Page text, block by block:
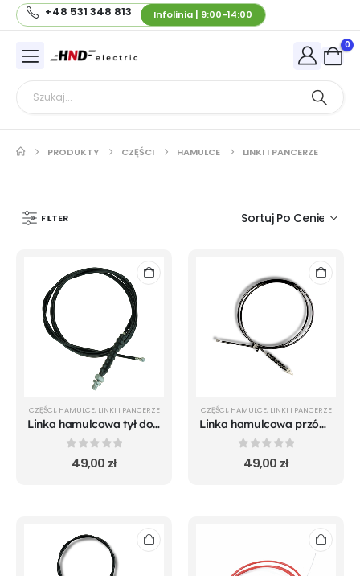
+48 531 348 813 Infolinia | 9:00-14:00
0
PRODUKTY CZĘŚCI HAMULCE LINKI I PANCERZE
FILTER
CZĘŚCI, HAMULCE, LINKI I PANCERZE
Linka hamulcowa tył do Hiley Tiger 8 / 8 GT / 8 GTR / MAX / MAX GT / MAX GTR
out of 5
49,00 zł
CZĘŚCI, HAMULCE, LINKI I PANCERZE
Linka hamulcowa przód do Hiley Tiger 8 GTR / MAX GTR
out of 5
49,00 zł